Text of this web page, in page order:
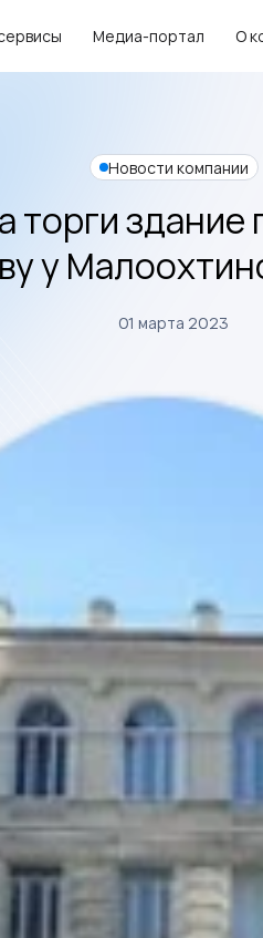
Медиа-портал О
Новости компании
торги
у
01 марта 2023